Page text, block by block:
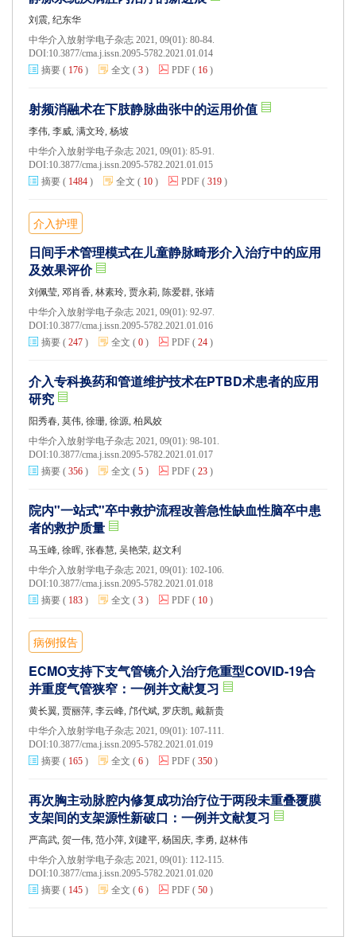
刘震, 纪东华
中华介入放射学电子杂志 2021, 09(01): 80-84.
DOI:10.3877/cma.j.issn.2095-5782.2021.01.014
摘要 ( 176 ) 全文 ( 3 ) PDF ( 16 )
射频消融术在下肢静脉曲张中的运用价值
李伟, 李威, 满文玲, 杨坡
中华介入放射学电子杂志 2021, 09(01): 85-91.
DOI:10.3877/cma.j.issn.2095-5782.2021.01.015
摘要 ( 1484 ) 全文 ( 10 ) PDF ( 319 )
介入护理
日间手术管理模式在儿童静脉畸形介入治疗中的应用
及效果评价
刘佩莹, 邓肖香, 林素玲, 贾永莉, 陈爱群, 张靖
中华介入放射学电子杂志 2021, 09(01): 92-97.
DOI:10.3877/cma.j.issn.2095-5782.2021.01.016
摘要 ( 247 ) 全文 ( 0 ) PDF ( 24 )
介入专科换药和管道维护技术在PTBD术患者的应用
研究
阳秀春, 莫伟, 徐珊, 徐源, 柏凤姣
中华介入放射学电子杂志 2021, 09(01): 98-101.
DOI:10.3877/cma.j.issn.2095-5782.2021.01.017
摘要 ( 356 ) 全文 ( 5 ) PDF ( 23 )
院内"一站式"卒中救护流程改善急性缺血性脑卒中患
者的救护质量
马玉峰, 徐晖, 张春慧, 吴艳荣, 赵文利
中华介入放射学电子杂志 2021, 09(01): 102-106.
DOI:10.3877/cma.j.issn.2095-5782.2021.01.018
摘要 ( 183 ) 全文 ( 3 ) PDF ( 10 )
病例报告
ECMO支持下支气管镜介入治疗危重型COVID-19合
并重度气管狭窄：一例并文献复习
黄长翼, 贾丽萍, 李云峰, 邝代斌, 罗庆凯, 戴新贵
中华介入放射学电子杂志 2021, 09(01): 107-111.
DOI:10.3877/cma.j.issn.2095-5782.2021.01.019
摘要 ( 165 ) 全文 ( 6 ) PDF ( 350 )
再次胸主动脉腔内修复成功治疗位于两段未重叠覆膜
支架间的支架源性新破口：一例并文献复习
严高武, 贺一伟, 范小萍, 刘建平, 杨国庆, 李勇, 赵林伟
中华介入放射学电子杂志 2021, 09(01): 112-115.
DOI:10.3877/cma.j.issn.2095-5782.2021.01.020
摘要 ( 145 ) 全文 ( 6 ) PDF ( 50 )